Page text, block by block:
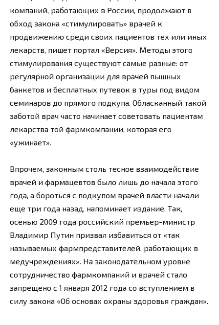
компаний, работающих в России, продолжают в
обход закона «стимулировать» врачей к
продвижению среди своих пациентов тех или иных
лекарств, пишет портал «Версия». Методы этого
стимулирования существуют самые разные: от
регулярной организации для врачей пышных
банкетов и бесплатных путевок в туры под видом
семинаров до прямого подкупа. Обласканный такой
заботой врач часто начинает советовать пациентам
лекарства той фармкомпании, которая его
«ужинает».
Впрочем, законным столь тесное взаимодействие
врачей и фармацевтов было лишь до начала этого
года, а бороться с подкупом врачей власти начали
еще три года назад, напоминает издание. Так,
осенью 2009 года российский премьер-министр
Владимир Путин призвал избавиться от «так
называемых фармпредставителей, работающих в
медучреждениях». На законодательном уровне
сотрудничество фармкомпаний и врачей стало
запрещено с 1 января 2012 года со вступлением в
силу закона «Об основах охраны здоровья граждан».